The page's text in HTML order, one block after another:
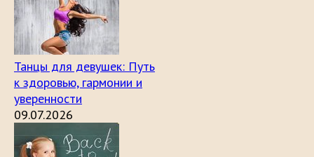
Танцы для девушек: Путь
к здоровью, гармонии и
уверенности
09.07.2026